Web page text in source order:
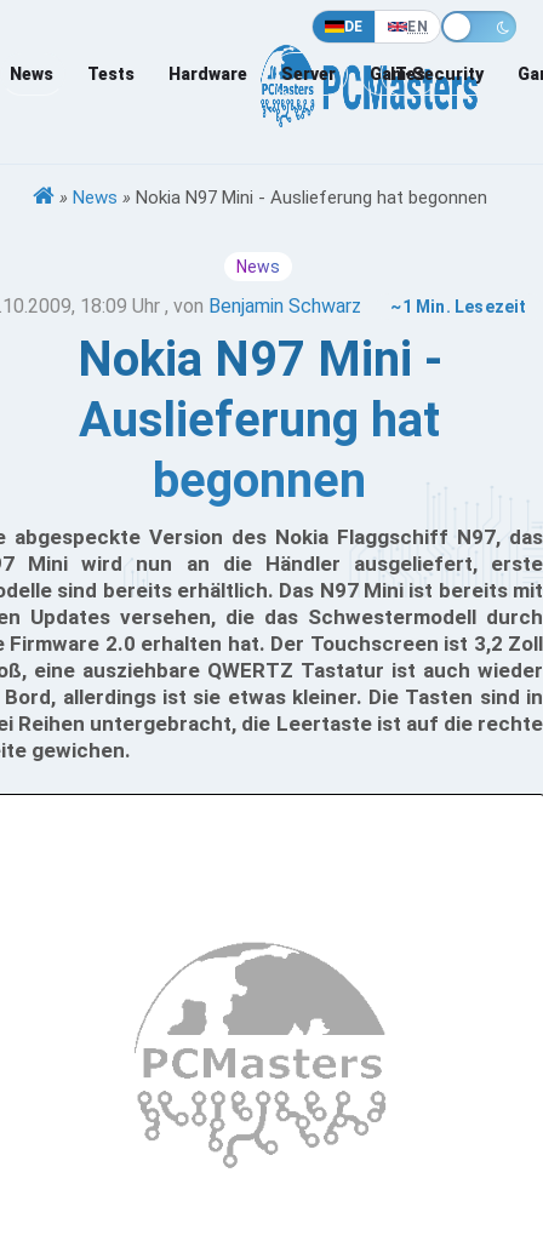
DE EN
News Tests Hardware Server Games
IT-Security
» News » Nokia N97 Mini - Auslieferung hat begonnen
News
18:09 Uhr , von Benjamin Schwarz ~1 Min. Lesezeit
Nokia N97 Mini -
Auslieferung hat
begonnen
abgespeckte Version des Nokia Flaggschiff N97, das
Mini wird nun an die Händler ausgeliefert, erste
sind bereits erhältlich. Das N97 Mini ist bereits mit
Updates versehen, die das Schwestermodell durch
Firmware 2.0 erhalten hat. Der Touchscreen ist 3,2 Zoll
eine ausziehbare QWERTZ Tastatur ist auch wieder
Bord, allerdings ist sie etwas kleiner. Die Tasten sind in
Reihen untergebracht, die Leertaste ist auf die rechte
gewichen.